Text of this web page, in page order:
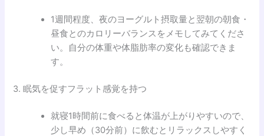
1週間程度、夜のヨーグルト摂取量と翌朝の朝食・
昼食とのカロリーバランスをメモしてみてくださ
い。自分の体重や体脂肪率の変化も確認できま
す。
3. 眠気を促すフラット感覚を持つ
就寝1時間前に食べると体温が上がりやすいので、
少し早め（30分前）に飲むとリラックスしやすく